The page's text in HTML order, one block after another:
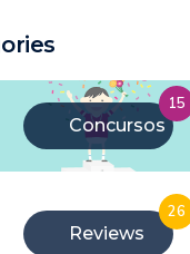
Concursos
15
Reviews
26